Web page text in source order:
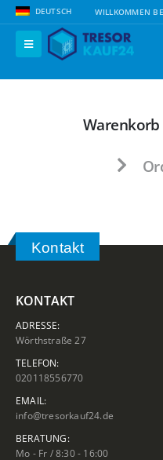
DEUTSCH WILLKOMMEN
Warenkorb
Kontakt
KONTAKT
ADRESSE:
Wörthstraße 27
TELEFON:
020118556770
EMAIL:
info@tresorkauf24.de
BERATUNG:
Mo - Fr / 8:30 - 16:00